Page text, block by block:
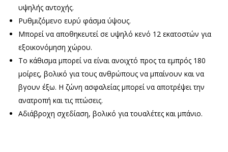
υψηλής αντοχής.
Ρυθμιζόμενο ευρύ φάσμα ύψους.
Μπορεί να αποθηκευτεί σε υψηλό κενό 12 εκατοστών για
εξοικονόμηση χώρου.
Το κάθισμα μπορεί να είναι ανοιχτό προς τα εμπρός 180
μοίρες, βολικό για τους ανθρώπους να μπαίνουν και να
βγουν έξω. Η ζώνη ασφαλείας μπορεί να αποτρέψει την
ανατροπή και τις πτώσεις.
Αδιάβροχη σχεδίαση, βολικό για τουαλέτες και μπάνιο.